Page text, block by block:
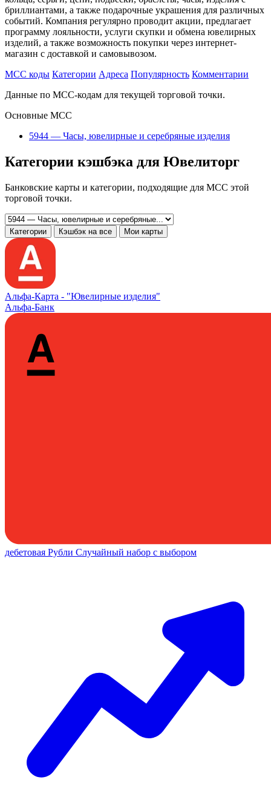
бриллиантами, а также подарочные украшения для различных
событий. Компания регулярно проводит акции, предлагает
программу лояльности, услуги скупки и обмена ювелирных
изделий, а также возможность покупки через интернет-
магазин с доставкой и самовывозом.
MCC коды Категории Адреса Популярность Комментарии
Данные по MCC-кодам для текущей торговой точки.
Основные MCC
5944 — Часы, ювелирные и серебряные изделия
Категории кэшбэка для Ювелиторг
Банковские карты и категории, подходящие для MCC этой
торговой точки.
Категории Кэшбэк на все Мои карты
Альфа‑Карта - "Ювелирные изделия"
Альфа-Банк
дебетовая Рубли Случайный набор с выбором